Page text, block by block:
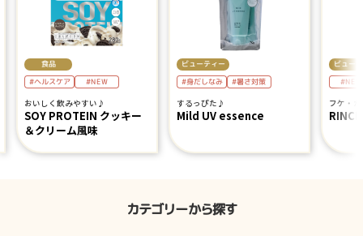
食品
#ヘルスケア #NEW
おいしく飲みやすい♪
SOY PROTEIN クッキー
＆クリーム風味
ビューティー
#身だしなみ #暑さ対策
するっぴた♪
Mild UV essence
ビュー
#NEW
フケ・
カテゴリーから探す